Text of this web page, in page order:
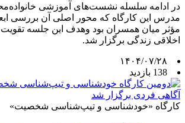
در ادامه سلسله نشست‌های آموزشی
مدرس این کارگاه که محور اصلی آن بررسی
مؤثر میان همسران بود وهدف این جلسه
اخلاقی زندگی برگزار شد.
۱۴۰۴/۰۷/۲۸
138 بازدید
کارگاه «خودشناسی و تیپ‌شناسی شخصیت»